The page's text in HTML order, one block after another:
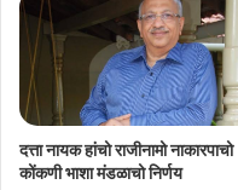
दत्ता नायक हांचो राजीनामो नाकारपाचो
कोंकणी भाशा मंडळाचो निर्णय